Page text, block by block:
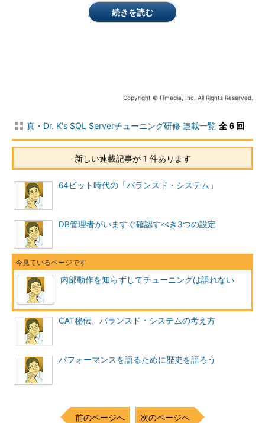
PageIOLatchが発生する原因は、メモリ上のページバッファの
量が少ない、またDB物理ファイルのあるストレージのI／O 帯域
ェックポイント処理によるバッファフラッシュが完了するまで
ジは、メモリ上のページバッファ不足が発生すると、LRUアルゴ
リズムにより、バッファ内から破棄されます。
未更新のデータページが、どれだけの時間ページバッファ内に
保持されたかを確認するためには、SQL Serverパフォーマンス
カウンターの、Buffer Manager : Page Life expectancyを参照し
ます。単位は秒で、最低でもこの値は、300（5分間）以上が推
奨値です。
PageLatch
PageLatchは、ページ分割時に発生する待ちです。INSERT文
によって、ページ内にあるデータがページの保持可能な上限数に
達した場合、ストレージエンジンがページを2つに分割し、その
中にあるデータが均等になるようにデータを移動します。このと
き、インデックスもアップデートされます。この一連の作業を行
うときに、データのI／Oが発生します。これがPageLatchです。
続きを読む
Copyright © ITmedia, Inc. All Rights Reserved.
真・Dr. K's SQL Serverチューニング研修 連載一覧 全 6 回
新しい連載記事が 1 件あります
64ビット時代の「バランスド・システム」
DB管理者がいますぐ確認すべき3つの設定
内部動作を知らずしてチューニングは語れない
CAT秘伝、バランスド・システムの考え方
パフォーマンスを語るために歴史を語ろう
前のページへ 次のページへ